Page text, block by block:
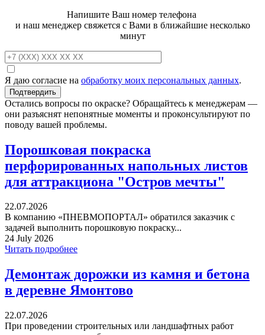
Напишите Ваш номер телефона
и наш менеджер свяжется с Вами в ближайшие несколько
минут
Я даю согласие на обработку моих персональных данных.
Остались вопросы по окраске? Обращайтесь к менеджерам —
они разъяснят непонятные моменты и проконсультируют по
поводу вашей проблемы.
Порошковая покраска
перфорированных напольных листов
для аттракциона "Остров мечты"
22.07.2026
В компанию «ПНЕВМОПОРТАЛ» обратился заказчик с
задачей выполнить порошковую покраску...
24 July 2026
Читать подробнее
Демонтаж дорожки из камня и бетона
в деревне Ямонтово
22.07.2026
При проведении строительных или ландшафтных работ